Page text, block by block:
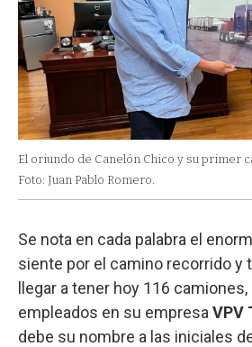
El oriundo de Canelón Chico y su primer
Foto: Juan Pablo Romero.
Se nota en cada palabra el
siente por el camino recorrido y
llegar a tener hoy 116
empleados en su empresa VPV
debe su nombre a las iniciales